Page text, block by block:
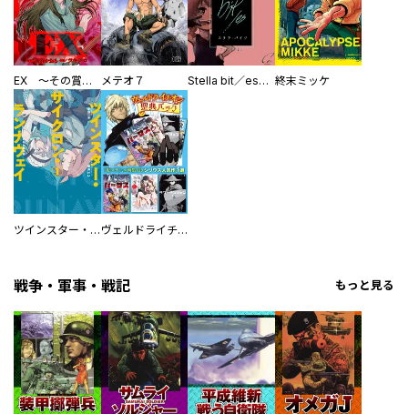
EX ～その賞金稼ぎは、世界の出口を探す～【単行本版】 メテオ７ Stella bit／es【単話版】 終末ミッケ
ツインスター・サイクロン・ランナウェイ ヴェルドライチオシ聖典パック 『転スラ』ミニ画集付き シリウス人気作３選
戦争・軍事・戦記 もっと見る